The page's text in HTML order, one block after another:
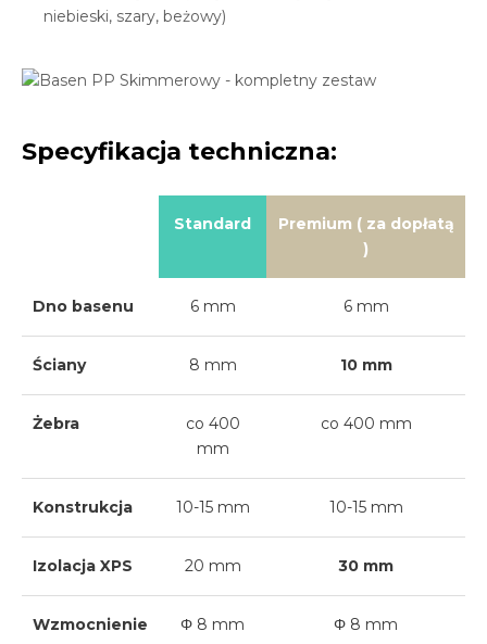
niebieski, szary, beżowy)
Specyfikacja techniczna:
Standard
Premium ( za dopłatą
)
Dno basenu 6 mm 6 mm
Ściany 8 mm 10 mm
Żebra
co 400
mm
co 400 mm
Konstrukcja 10-15 mm 10-15 mm
Izolacja XPS 20 mm 30 mm
Wzmocnienie Φ 8 mm Φ 8 mm